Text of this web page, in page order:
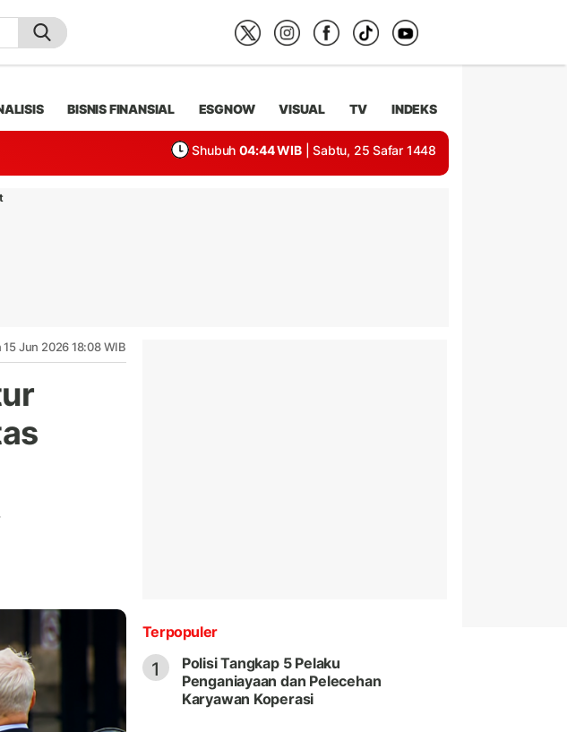
BISNIS FINANSIAL ESGNOW VISUAL TV INDEKS
Shubuh 04:44 WIB | Sabtu, 25 Safar 1448
15 Jun 2026 18:08 WIB
Terpopuler
1
Polisi Tangkap 5 Pelaku
Penganiayaan dan Pelecehan
Karyawan Koperasi